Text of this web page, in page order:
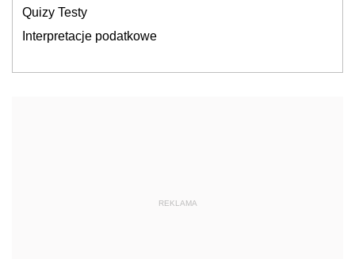
Quizy Testy
Interpretacje podatkowe
REKLAMA